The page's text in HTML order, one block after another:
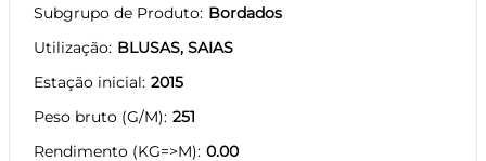
Subgrupo de Produto Bordados
Utilização BLUSAS, SAIAS
Estação inicial 2015
Peso bruto (G/M) 251
Rendimento (KG=>M) 0.00